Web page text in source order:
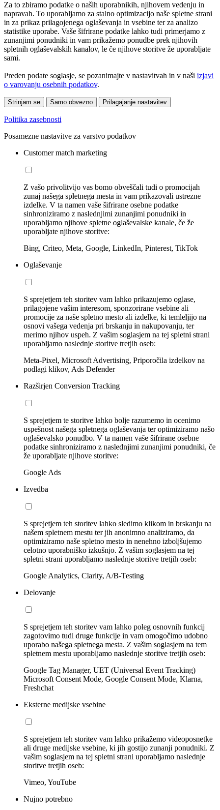
Za to zbiramo podatke o naših uporabnikih, njihovem vedenju in
napravah. To uporabljamo za stalno optimizacijo naše spletne strani
in za prikaz prilagojenega oglaševanja in vsebine ter za analizo
statistike uporabe. Vaše šifrirane podatke lahko tudi primerjamo z
zunanjimi ponudniki in vam prikažemo ponudbe prek njihovih
spletnih oglaševalskih kanalov, le če njihove storitve že uporabljate
sami.
Preden podate soglasje, se pozanimajte v nastavitvah in v naši izjavi
o varovanju osebnih podatkov.
Strinjam se Samo obvezno Prilagajanje nastavitev
Politika zasebnosti
Posamezne nastavitve za varstvo podatkov
Customer match marketing
Z vašo privolitvijo vas bomo obveščali tudi o promocijah
zunaj našega spletnega mesta in vam prikazovali ustrezne
izdelke. V ta namen vaše šifrirane osebne podatke
sinhroniziramo z naslednjimi zunanjimi ponudniki in
uporabljamo njihove spletne oglaševalske kanale, če že
uporabljate njihove storitve:
Bing, Criteo, Meta, Google, LinkedIn, Pinterest, TikTok
Oglaševanje
S sprejetjem teh storitev vam lahko prikazujemo oglase,
prilagojene vašim interesom, sponzorirane vsebine ali
promocije za naše spletno mesto ali izdelke, ki temleljijo na
osnovi vašega vedenja pri brskanju in nakupovanju, ter
merimo njihov uspeh. Z vašim soglasjem na tej spletni strani
uporabljamo naslednje storitve tretjih oseb:
Meta-Pixel, Microsoft Advertising, Priporočila izdelkov na
podlagi klikov, Ads Defender
Razširjen Conversion Tracking
S sprejetjem te storitve lahko bolje razumemo in ocenimo
uspešnost našega spletnega oglaševanja ter optimiziramo našo
oglaševalsko ponudbo. V ta namen vaše šifrirane osebne
podatke sinhroniziramo z naslednjimi zunanjimi ponudniki, če
že uporabljate njihove storitve:
Google Ads
Izvedba
S sprejetjem teh storitev lahko sledimo klikom in brskanju na
našem spletnem mestu ter jih anonimno analiziramo, da
optimiziramo naše spletno mesto in nenehno izboljšujemo
celotno uporabniško izkušnjo. Z vašim soglasjem na tej
spletni strani uporabljamo naslednje storitve tretjih oseb:
Google Analytics, Clarity, A/B-Testing
Delovanje
S sprejetjem teh storitev vam lahko poleg osnovnih funkcij
zagotovimo tudi druge funkcije in vam omogočimo udobno
uporabo našega spletnega mesta. Z vašim soglasjem na tem
spletnem mestu uporabljamo naslednje storitve tretjih oseb:
Google Tag Manager, UET (Universal Event Tracking)
Microsoft Consent Mode, Google Consent Mode, Klarna,
Freshchat
Eksterne medijske vsebine
S sprejetjem teh storitev vam lahko prikažemo videoposnetke
ali druge medijske vsebine, ki jih gostijo zunanji ponudniki. Z
vašim soglasjem na tej spletni strani uporabljamo naslednje
storitve tretjih oseb:
Vimeo, YouTube
Nujno potrebno